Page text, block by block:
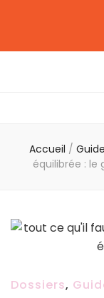
Accueil /
équilibrée : le
Dossiers,